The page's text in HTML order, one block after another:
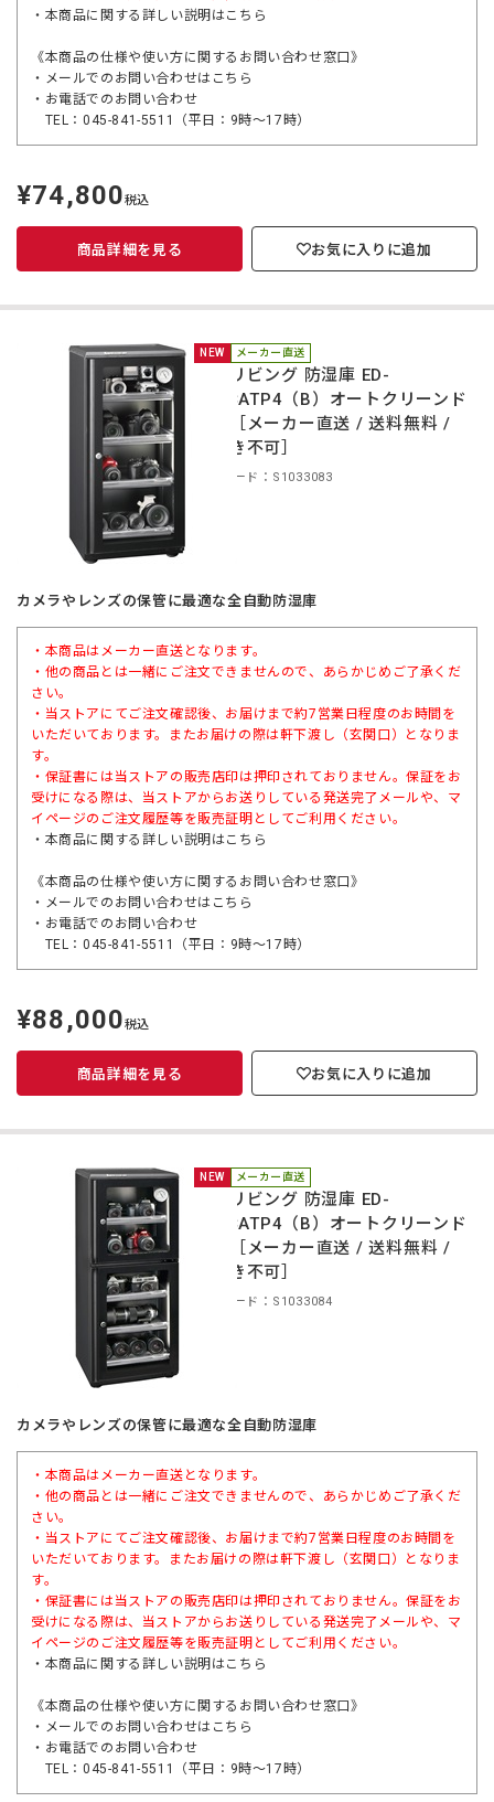
・本商品に関する詳しい説明はこちら
《本商品の仕様や使い方に関するお問い合わせ窓口》
・メールでのお問い合わせは こちら
・お電話でのお問い合わせ
TEL：045-841-5511（平日：9時～17時）
定
価
¥74,800税込
商品詳細を見る お気に入りに追加
NEW メーカー直送
東洋リビング 防湿庫 ED-
120CATP4（B）オートクリーンド
ライ［メーカー直送 / 送料無料 /
代引き不可］
商品コード：S1033083
カメラやレンズの保管に最適な全自動防湿庫
・本商品はメーカー直送となります。
・他の商品とは一緒にご注文できませんので、あらかじめご了承くだ
さい。
・当ストアにてご注文確認後、お届けまで約7営業日程度のお時間を
いただいております。またお届けの際は軒下渡し（玄関口）となりま
す。
・保証書には当ストアの販売店印は押印されておりません。保証をお
受けになる際は、当ストアからお送りしている発送完了メールや、マ
イページのご注文履歴等を販売証明としてご利用ください。
・本商品に関する詳しい説明はこちら
《本商品の仕様や使い方に関するお問い合わせ窓口》
・メールでのお問い合わせは こちら
・お電話でのお問い合わせ
TEL：045-841-5511（平日：9時～17時）
定
価
¥88,000税込
商品詳細を見る お気に入りに追加
NEW メーカー直送
東洋リビング 防湿庫 ED-
140CATP4（B）オートクリーンド
ライ［メーカー直送 / 送料無料 /
代引き不可］
商品コード：S1033084
カメラやレンズの保管に最適な全自動防湿庫
・本商品はメーカー直送となります。
・他の商品とは一緒にご注文できませんので、あらかじめご了承くだ
さい。
・当ストアにてご注文確認後、お届けまで約7営業日程度のお時間を
いただいております。またお届けの際は軒下渡し（玄関口）となりま
す。
・保証書には当ストアの販売店印は押印されておりません。保証をお
受けになる際は、当ストアからお送りしている発送完了メールや、マ
イページのご注文履歴等を販売証明としてご利用ください。
・本商品に関する詳しい説明はこちら
《本商品の仕様や使い方に関するお問い合わせ窓口》
・メールでのお問い合わせは こちら
・お電話でのお問い合わせ
TEL：045-841-5511（平日：9時～17時）